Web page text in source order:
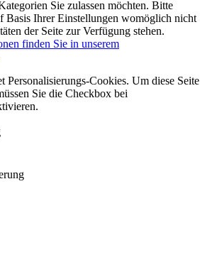
Sie zulassen möchten. Bitte
Basis Ihrer Einstellungen womöglich nicht
der Seite zur Verfügung stehen.
finden Sie in unserem
Personalisierungs-Cookies. Um diese Seite
Sie die Checkbox bei